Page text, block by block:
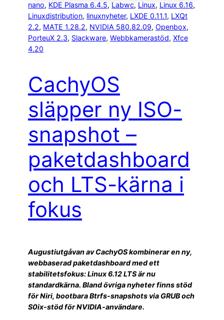
nano, KDE Plasma 6.4.5, Labwc, Linux, Linux 6.16
Linuxdistribution, linuxnyheter, LXDE 0.11.1, LXQt
2.2, MATE 1.28.2, NVIDIA 580.82.09, Openbox
PorteuX 2.3, Slackware, Webbkamerastöd, Xfce
4.20
CachyOS
släpper ny ISO-
snapshot –
paketdashboard
och LTS-kärna i
fokus
Augustiutgåvan av CachyOS kombinerar en ny,
webbaserad paketdashboard med ett
stabilitetsfokus: Linux 6.12 LTS är nu
standardkärna. Bland övriga nyheter finns stöd
för Niri, bootbara Btrfs-snapshots via GRUB och
S0ix-stöd för NVIDIA-användare.